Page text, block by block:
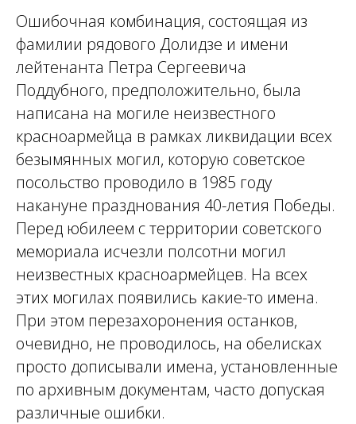
Ошибочная комбинация, состоящая из
фамилии рядового Долидзе и имени
лейтенанта Петра Сергеевича
Поддубного, предположительно, была
написана на могиле неизвестного
красноармейца в рамках ликвидации всех
безымянных могил, которую советское
посольство проводило в 1985 году
накануне празднования 40-летия Победы.
Перед юбилеем с территории советского
мемориала исчезли полсотни могил
неизвестных красноармейцев. На всех
этих могилах появились какие-то имена.
При этом перезахоронения останков,
очевидно, не проводилось, на обелисках
просто дописывали имена, установленные
по архивным документам, часто допуская
различные ошибки.